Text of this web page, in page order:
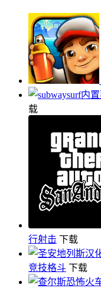
载
行射击 下载
竞技格斗 下载